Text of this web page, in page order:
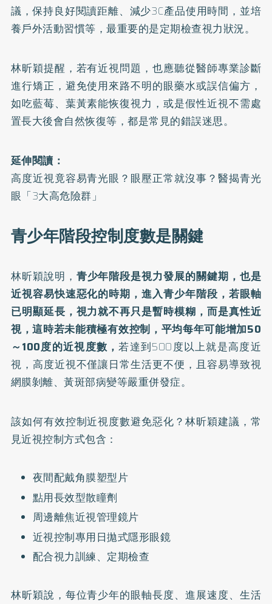
議，保持良好閱讀距離、減少3C產品使用時間，並培
養戶外活動習慣等，最重要的是定期檢查視力狀況。
林昕穎提醒，若有近視問題，也應聽從醫師專業診斷
進行矯正，避免使用來路不明的眼藥水或誤信偏方，
如吃藍莓、葉黃素能恢復視力，或是假性近視不需處
置長大後會自然恢復等，都是常見的錯誤迷思。
延伸閱讀：
高度近視竟容易青光眼？眼壓正常就沒事？醫揭青光
眼「3大高危險群」
青少年階段控制度數是關鍵
林昕穎說明， 青少年階段是視力發展的關鍵期，也是
近視容易快速惡化的時期，進入青少年階段，若眼軸
已明顯延長，視力就不再只是暫時模糊，而是真性近
視，這時若未能積極有效控制，平均每年可能增加50
～100度的近視度數，若達到500度以上就是高度近
視，高度近視不僅讓日常生活更不便，且容易導致視
網膜剝離、黃斑部病變等嚴重併發症。
該如何有效控制近視度數避免惡化？林昕穎建議，常
見近視控制方式包含：
夜間配戴角膜塑型片
點用長效型散瞳劑
周邊離焦近視管理鏡片
近視控制專用日拋式隱形眼鏡
配合視力訓練、定期檢查
林昕穎說，每位青少年的眼軸長度、進展速度、生活